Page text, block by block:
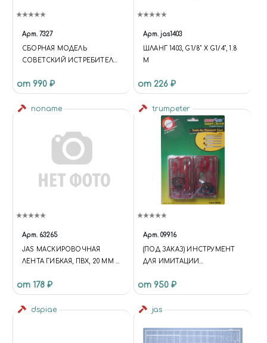
Арт. 7327
СБОРНАЯ МОДЕЛЬ
СОВЕТСКИЙ ИСТРЕБИТЕЛЬ
от 990 ₽
Арт. jas1403
ШЛАНГ 1403, G1/8" Х G1/4", 1.8
М
от 226 ₽
noname
Арт. 63265
JAS МАСКИРОВОЧНАЯ
ЛЕНТА ГИБКАЯ, ПВХ, 20 ММ Х
от 178 ₽
trumpeter
Арт. 09916
(ПОД ЗАКАЗ) ИНСТРУМЕНТ
ДЛЯ ИМИТАЦИИ
MASTER TOOLS 09916
от 950 ₽
dspiae jas